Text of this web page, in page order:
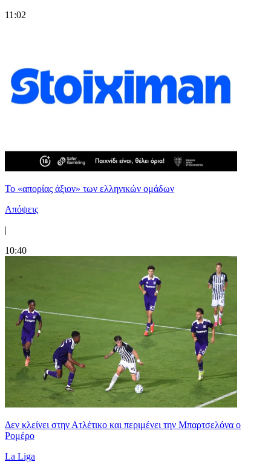
11:02
Το «απορίας άξιον» των ελληνικών ομάδων
Απόψεις
|
10:40
Δεν κλείνει στην Ατλέτικο και περιμένει την Μπαρτσελόνα ο
Ρομέρο
La Liga